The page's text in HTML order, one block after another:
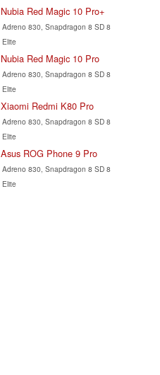
Nubia Red Magic 10 Pro+
Adreno 830, Snapdragon 8 SD 8
Elite
Nubia Red Magic 10 Pro
Adreno 830, Snapdragon 8 SD 8
Elite
Xiaomi Redmi K80 Pro
Adreno 830, Snapdragon 8 SD 8
Elite
Asus ROG Phone 9 Pro
Adreno 830, Snapdragon 8 SD 8
Elite